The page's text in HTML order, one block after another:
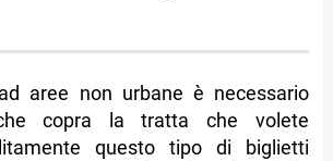
aree non urbane è necessario
copra la tratta che volete
questo tipo di biglietti